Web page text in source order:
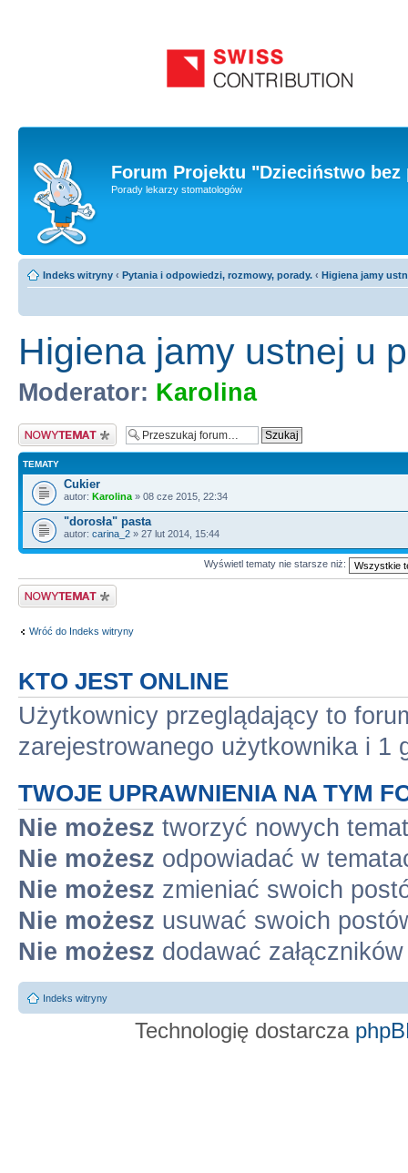
Forum Projektu "Dzieciństwo
Porady lekarzy stomatologów
Indeks witryny ‹ Pytania i odpowiedzi, rozmowy, porady. ‹ Higiena jamy
Higiena jamy ustnej u
Moderator: Karolina
Nowy temat
TEMATY
Cukier
autor: Karolina » 08 cze 2015, 22:34
"dorosła" pasta
autor: carina_2 » 27 lut 2014, 15:44
Wyświetl tematy nie starsze niż:
Nowy temat
Wróć do Indeks witryny
KTO JEST ONLINE
Użytkownicy przeglądający to
zarejestrowanego użytkownika i 1
TWOJE UPRAWNIENIA NA TYM
Nie możesz tworzyć nowych
Nie możesz odpowiadać w
Nie możesz zmieniać swoich
Nie możesz usuwać swoich
Nie możesz dodawać załączników
Indeks witryny
Technologię dostarcza